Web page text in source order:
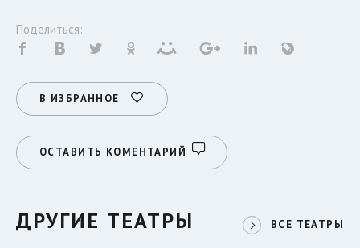
Поделиться:
В ИЗБРАННОЕ
ОСТАВИТЬ КОМЕНТАРИЙ
ДРУГИЕ ТЕАТРЫ ВСЕ ТЕАТРЫ